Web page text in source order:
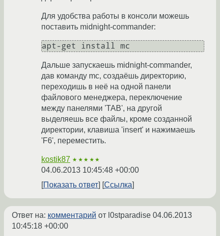
Для удобства работы в консоли можешь
поставить midnight-commander:
Дальше запускаешь midnight-commander,
дав команду mc, создаёшь директорию,
переходишь в неё на одной панели
файлового менеджера, переключение
между панелями 'TAB', на другой
выделяешь все файлы, кроме созданной
директории, клавиша 'insert' и нажимаешь
'F6', переместить.
kostik87 ★★★★★
04.06.2013 10:45:48 +00:00
Показать ответ
Ссылка
Ответ на: комментарий от l0stparadise 04.06.2013
10:45:18 +00:00